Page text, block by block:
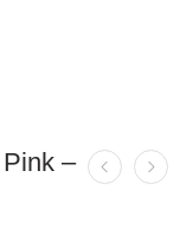
–